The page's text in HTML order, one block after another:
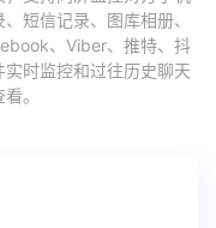
短信记录、图库相册、
、Viber、推特、抖
时监控和过往历史聊天
。